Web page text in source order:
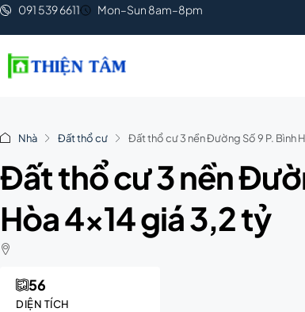
091 539 6611 Mon–Sun 8am–8pm
Nhà Đất thổ cư Đất thổ cư 3 nền Đường Số 9 P. Bình
Đất thổ cư 3 nền
Hòa 4×14 giá 3,2 tỷ
DIỆN TÍCH
56